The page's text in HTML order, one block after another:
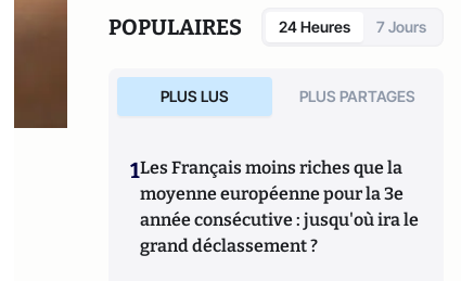
le développement social.
POPULAIRES 24 Heures 7 Jours
PLUS LUS PLUS PARTAGES
1Les Français moins riches que la
moyenne européenne pour la 3e
année consécutive : jusqu'où ira le
grand déclassement ?